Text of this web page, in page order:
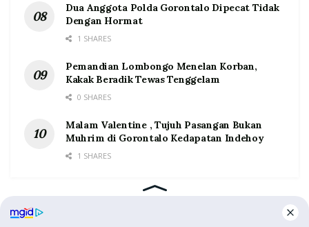
Dua Anggota Polda Gorontalo Dipecat Tidak
Dengan Hormat
1 SHARES
Pemandian Lombongo Menelan Korban,
Kakak Beradik Tewas Tenggelam
0 SHARES
Malam Valentine , Tujuh Pasangan Bukan
Muhrim di Gorontalo Kedapatan Indehoy
1 SHARES